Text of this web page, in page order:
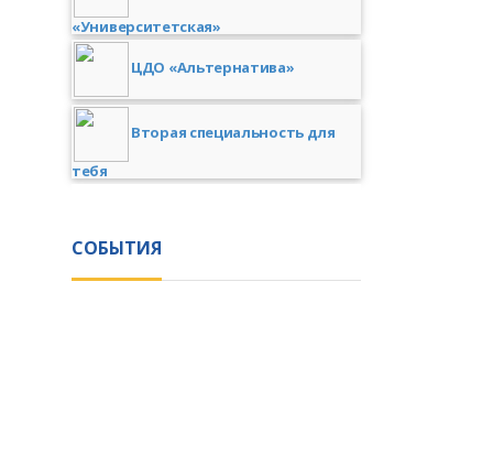
«Университетская»
ЦДО «Альтернатива»
Вторая специальность для
тебя
СОБЫТИЯ